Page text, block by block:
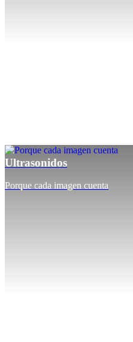
Ultrasonidos
Porque cada imagen cuenta